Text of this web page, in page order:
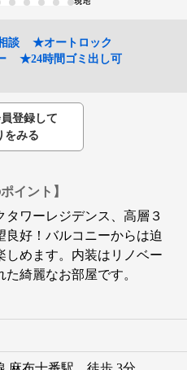
談
★オートロック
★24時間ゴミ出し可
登録して
をみる
イント】
タワーレジデンス、高層３
良好！バルコニーからは迫
しめます。内装はリノベー
綺麗なお部屋です。